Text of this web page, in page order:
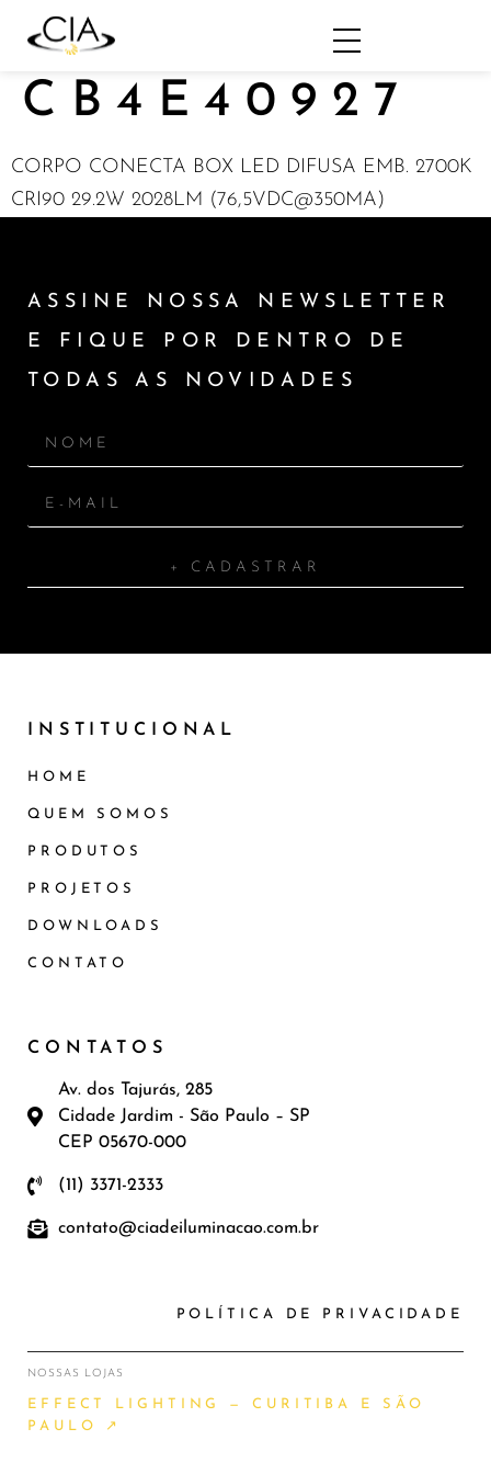
CB4E40927
CORPO CONECTA BOX LED DIFUSA EMB. 2700K
CRI90 29.2W 2028LM (76,5VDC@350MA)
ASSINE NOSSA NEWSLETTER
E FIQUE POR DENTRO DE
TODAS AS NOVIDADES
+ CADASTRAR
INSTITUCIONAL
HOME
QUEM SOMOS
PRODUTOS
PROJETOS
DOWNLOADS
CONTATO
CONTATOS
Av. dos Tajurás, 285
Cidade Jardim - São Paulo – SP
CEP 05670-000
(11) 3371-2333
contato@ciadeiluminacao.com.br
POLÍTICA DE PRIVACIDADE
NOSSAS LOJAS
EFFECT LIGHTING — CURITIBA E SÃO
PAULO ↗